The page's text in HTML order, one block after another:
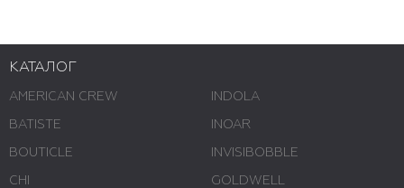
КАТАЛОГ
AMERICAN CREW
BATISTE
BOUTICLE
CHI
INDOLA
INOAR
INVISIBOBBLE
GOLDWELL